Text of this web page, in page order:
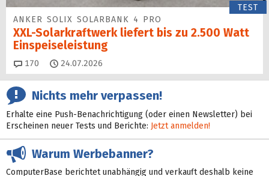
TEST
ANKER SOLIX SOLARBANK 4 PRO
XXL-Solarkraftwerk liefert bis zu 2.500 Watt
Einspeise­leistung
170 Kommentare
24.07.2026
Nichts mehr verpassen!
Erhalte eine Push-Benachrichtigung (oder einen Newsletter) bei
Erscheinen neuer Tests und Berichte: Jetzt anmelden!
Warum Werbebanner?
ComputerBase berichtet unabhängig und verkauft deshalb keine